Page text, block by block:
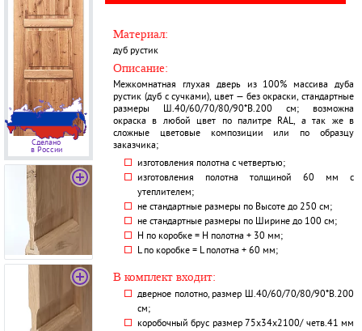
Сделано
в России
Материал:
дуб рустик
Описание:
Межкомнатная глухая дверь из 100% массива дуба
рустик (дуб с сучками), цвет — без окраски, стандартные
размеры Ш.40/60/70/80/90*В.200 см; возможна
окраска в любой цвет по палитре RAL, а так же в
сложные цветовые композиции или по образцу
заказчика;
изготовления полотна с четвертью;
изготовления полотна толщиной 60 мм с
утеплителем;
не стандартные размеры по Высоте до 250 см;
не стандартные размеры по Ширине до 100 см;
H по коробке = Н полотна + 30 мм;
L по коробке = L полотна + 60 мм;
В комплект входит:
дверное полотно, размер Ш.40/60/70/80/90*В.200
см;
коробочный брус размер 75х34х2100/ четв.41 мм